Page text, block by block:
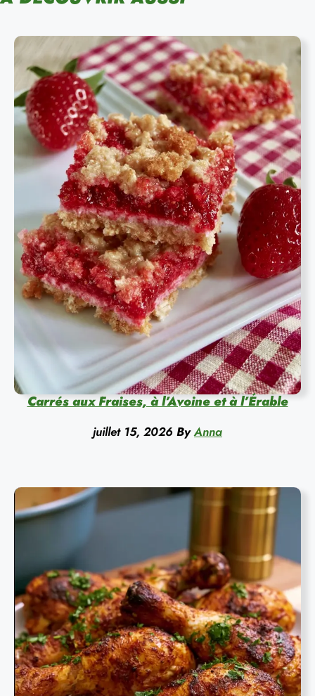
Carrés aux Fraises, à l’Avoine et à l’Érable
juillet 15, 2026 By Anna